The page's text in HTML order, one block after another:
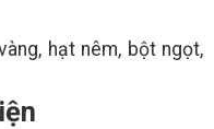
hạt nêm, bột ngọt,